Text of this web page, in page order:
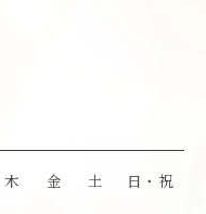
木 金 土 日・祝